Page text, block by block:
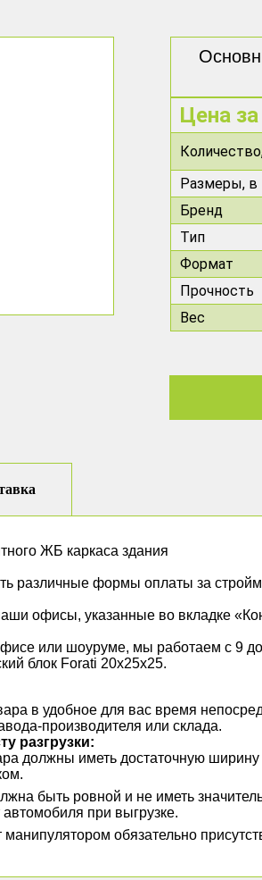
Цена
Размеры,
Бренд
Тип
Формат
Прочность
Вес
ЖБ каркаса здания
различные формы оплаты за
офисы, указанные во вкладке
или шоуруме, мы работаем с 9
блок Forati 20х25х25.
в удобное для вас время
производителя или склада.
разгрузки:
должны иметь достаточную
быть ровной и не иметь
при выгрузке.
обязательно